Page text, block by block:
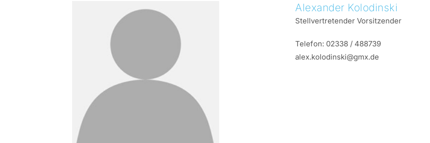
Alexander Kolodinski
Stellvertretender Vorsitzender
Telefon: 02338 / 488739
alex.kolodinski@gmx.de